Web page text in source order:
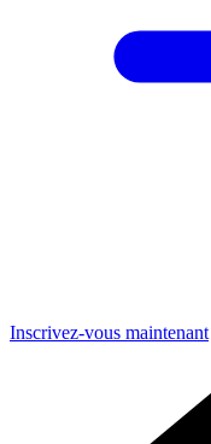
Inscrivez-vous maintenant